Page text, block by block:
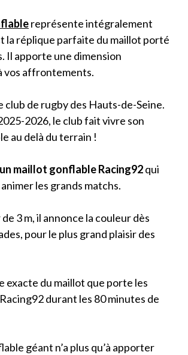
représente intégralement
la réplique parfaite du maillot porté
Il apporte une dimension
vos affrontements.
club de rugby des Hauts-de-Seine.
2026, le club fait vivre son
au delà du terrain !
un maillot gonflable Racing92qui
les grands matchs.
3 m, il annonce la couleur dès
pour le plus grand plaisir des
exacte du maillot que porte les
durant les 80 minutes de
géant n’a plus qu’à apporter